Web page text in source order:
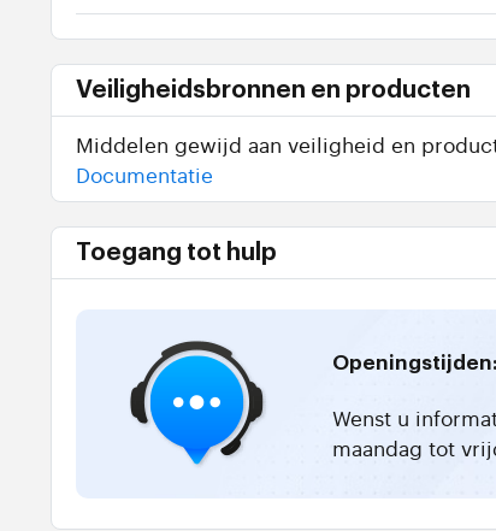
Veiligheidsbronnen en producten
Middelen gewijd aan veiligheid en
Documentatie
Toegang tot hulp
Openingstijden:
Wenst u
maandag tot